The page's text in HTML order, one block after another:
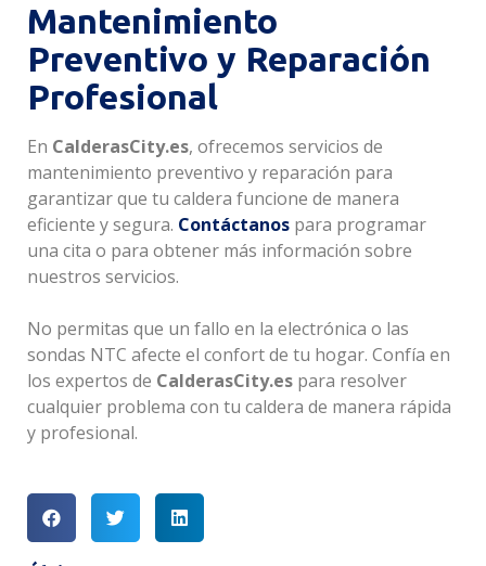
Mantenimiento
Preventivo y Reparación
Profesional
En CalderasCity.es, ofrecemos servicios de
mantenimiento preventivo y reparación para
garantizar que tu caldera funcione de manera
eficiente y segura. Contáctanos para programar
una cita o para obtener más información sobre
nuestros servicios.
No permitas que un fallo en la electrónica o las
sondas NTC afecte el confort de tu hogar. Confía en
los expertos de CalderasCity.es para resolver
cualquier problema con tu caldera de manera rápida
y profesional.